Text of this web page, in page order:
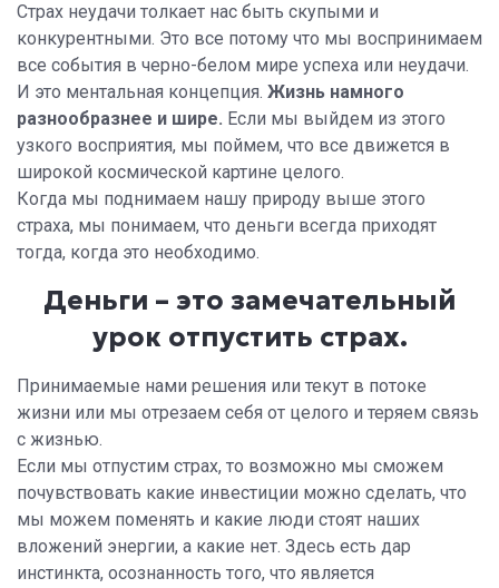
Страх неудачи толкает нас быть скупыми и
конкурентными. Это все потому что мы воспринимаем
все события в черно-белом мире успеха или неудачи.
И это ментальная концепция. Жизнь намного
разнообразнее и шире. Если мы выйдем из этого
узкого восприятия, мы поймем, что все движется в
широкой космической картине целого.
Когда мы поднимаем нашу природу выше этого
страха, мы понимаем, что деньги всегда приходят
тогда, когда это необходимо.
Деньги – это замечательный
урок отпустить страх.
Принимаемые нами решения или текут в потоке
жизни или мы отрезаем себя от целого и теряем связь
с жизнью.
Если мы отпустим страх, то возможно мы сможем
почувствовать какие инвестиции можно сделать, что
мы можем поменять и какие люди стоят наших
вложений энергии, а какие нет. Здесь есть дар
инстинкта, осознанность того, что является